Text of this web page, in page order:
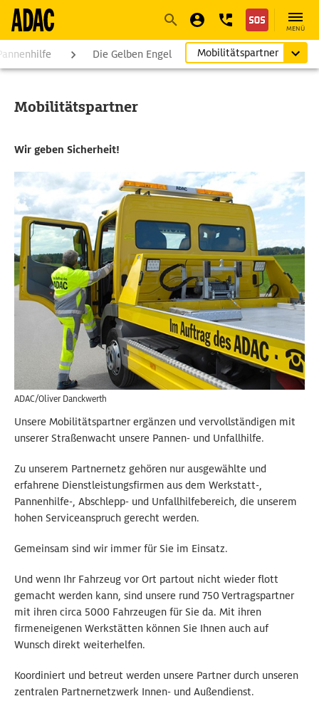
NavigationSuche
MENÜ
Die Gelben Engel Mobilitätspartner
Mobilitätspartner
Wir geben Sicherheit!
ADAC/Oliver Danckwerth
Unsere Mobilitätspartner ergänzen und vervollständigen mit
unserer Straßenwacht unsere Pannen- und Unfallhilfe.
Zu unserem Partnernetz gehören nur ausgewählte und
erfahrene Dienstleistungsfirmen aus dem Werkstatt-,
Pannenhilfe-, Abschlepp- und Unfallhilfebereich, die unserem
hohen Serviceanspruch gerecht werden.
Gemeinsam sind wir immer für Sie im Einsatz.
Und wenn Ihr Fahrzeug vor Ort partout nicht wieder flott
gemacht werden kann, sind unsere rund 750 Vertragspartner
mit ihren circa 5000 Fahrzeugen für Sie da. Mit ihren
firmeneigenen Werkstätten können Sie Ihnen auch auf
Wunsch direkt weiterhelfen.
Koordiniert und betreut werden unsere Partner durch unseren
zentralen Partnernetzwerk Innen- und Außendienst.